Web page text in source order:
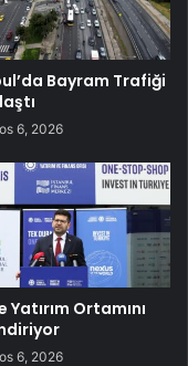
Bayram Trafiği
6, 2026
Yatırım Ortamını
6, 2026